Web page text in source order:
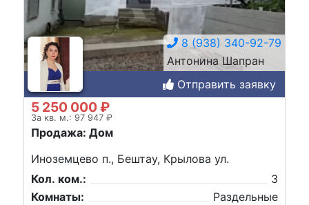
8 (938) 340-92-79
Антонина Шапран
Отправить заявку
5 250 000 ₽
За кв. м.: 97 947 ₽
Продажа: Дом
Иноземцево п., Бештау, Крылова ул.
Кол. ком.:
3
Комнаты:
Раздельные